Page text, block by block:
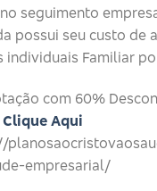
seguimento
possui seu custo de
individuais Familiar
com 60%
Clique Aqui
empresarial/